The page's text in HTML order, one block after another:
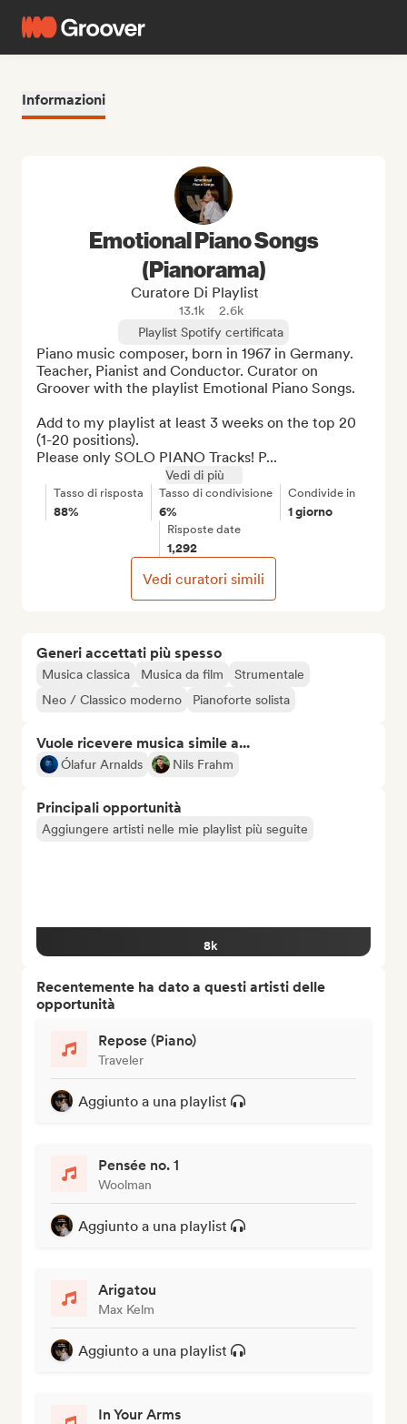
Informazioni
Generi accettati più spesso
Musica classica Musica da film
Strumentale
Neo / Classico moderno
Pianoforte solista
Vuole ricevere musica simile a...
Ólafur Arnalds Nils Frahm
Principali opportunità
Aggiungere artisti nelle mie playlist più seguite
8k
Recentemente ha dato a questi artisti delle
opportunità
Repose (Piano)
Traveler
Aggiunto a una playlist
Pensée no. 1
Woolman
Aggiunto a una playlist
Arigatou
Max Kelm
Aggiunto a una playlist
In Your Arms
Emotional Piano Songs
(Pianorama)
Curatore Di Playlist
13.1k
2.6k
Playlist Spotify certificata
Piano music composer, born in 1967 in Germany.
Teacher, Pianist and Conductor. Curator on
Groover with the playlist Emotional Piano Songs.
Add to my playlist at least 3 weeks on the top 20
(1-20 positions).
Please only SOLO PIANO Tracks! P...
Vedi di più
Tasso di risposta
88%
Tasso di condivisione
6%
Condivide in
1 giorno
Risposte date
1,292
Vedi curatori simili